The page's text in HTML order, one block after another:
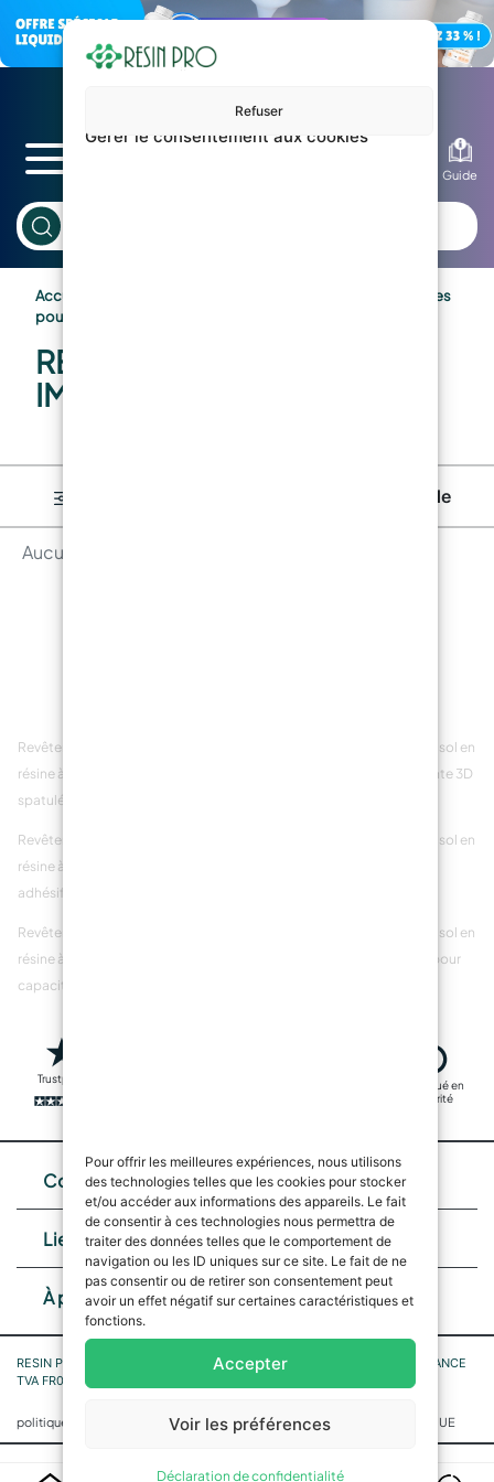
Gérer le consentement aux cookies
Pour offrir les meilleures expériences, nous utilisons
des technologies telles que les cookies pour stocker
et/ou accéder aux informations des appareils. Le fait
de consentir à ces technologies nous permettra de
traiter des données telles que le comportement de
navigation ou les ID uniques sur ce site. Le fait de ne
pas consentir ou de retirer son consentement peut
avoir un effet négatif sur certaines caractéristiques et
fonctions.
Accepter
Refuser
Voir les préférences
Déclaration de confidentialité
Guide
Accueil
Résines
pour imprimantes 3D
RÉSINES POUR
IMPRIMANTES 3D
Commande
Aucun produit trouvé.
Revêtements de sol en
résine à finition
spatulée
Revêtements de sol en
résine fluorescente 3D
Revêtements de sol en
résine à fort pouvoir
adhésif
Revêtements de sol en
Revêtements de sol en
résine à grande
capacité d'adhérence
Revêtements de sol en
résine granulée pour
Trustpilot
Fabriqué en
sécurité
Contacts
Liens utiles
À propos de nous
RESIN PRO SASU, n° 4 Allée du Marais de Condé 60510 Rochy-Condé FRANCE
TVA FR05842797722 SIRET 842 797 722 00027 code NAF 4791B
politique de confidentialité|Politique de cookies|Politique de cookies UE